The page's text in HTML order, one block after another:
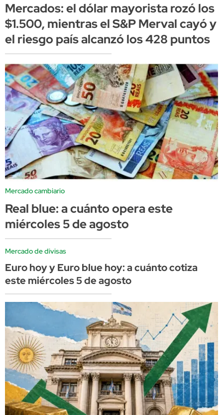
Mercados: el dólar mayorista rozó los
$1.500, mientras el S&P Merval cayó y
el riesgo país alcanzó los 428 puntos
Mercado cambiario
Real blue: a cuánto opera este
miércoles 5 de agosto
Mercado de divisas
Euro hoy y Euro blue hoy: a cuánto cotiza
este miércoles 5 de agosto